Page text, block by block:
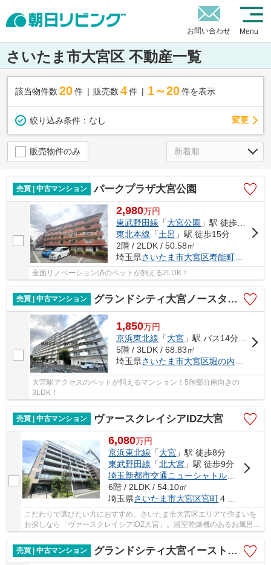
お問い合わせ Menu
さいたま市大宮区 不動産一覧
該当物件数 20件 販売数 4 件 1～20 件を表示
絞り込み条件： なし 変更
販売物件のみ
売買 | 中古マンション パークプラザ大宮公園
2,980万円
東武野田線 「大宮公園 」駅 徒歩2分
東北本線 「土呂 」駅 徒歩15分
2階 / 2LDK / 50.58㎡
埼玉県さいたま市大宮区寿能町
全面リノベーション済のペットが飼える2LDK！
売買 | 中古マンション グランドシティ大宮ノースタワー
1,850万円
京浜東北線 「大宮 」駅 バス14分 「堀の内橋」 停歩3分
5階 / 3LDK / 68.83㎡
埼玉県さいたま市大宮区堀の内町
大宮駅アクセスのペットが飼えるマンション！5階部分南向きの
3LDK！
売買 | 中古マンション ヴァースクレイシアIDZ大宮
6,080万円
京浜東北線 「大宮 」駅 徒歩8分
東武野田線 「北大宮 」駅 徒歩9分
鉄道博
6階 / 2LDK / 54.10㎡
埼玉県さいたま市大宮区宮町４丁目
こだわりで選びたい方におすすめ。さいたま市大宮区エリアで住まいを
お探しなら「ヴァースクレイシアIDZ大宮」。浴室乾燥機のあるお風呂場
は洗濯物を干すときにも便利です。この物件は...
売買 | 中古マンション
グランドシティ大宮イーストタワー